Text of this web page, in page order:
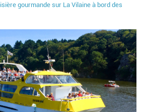
gourmande sur La Vilaine à bord des